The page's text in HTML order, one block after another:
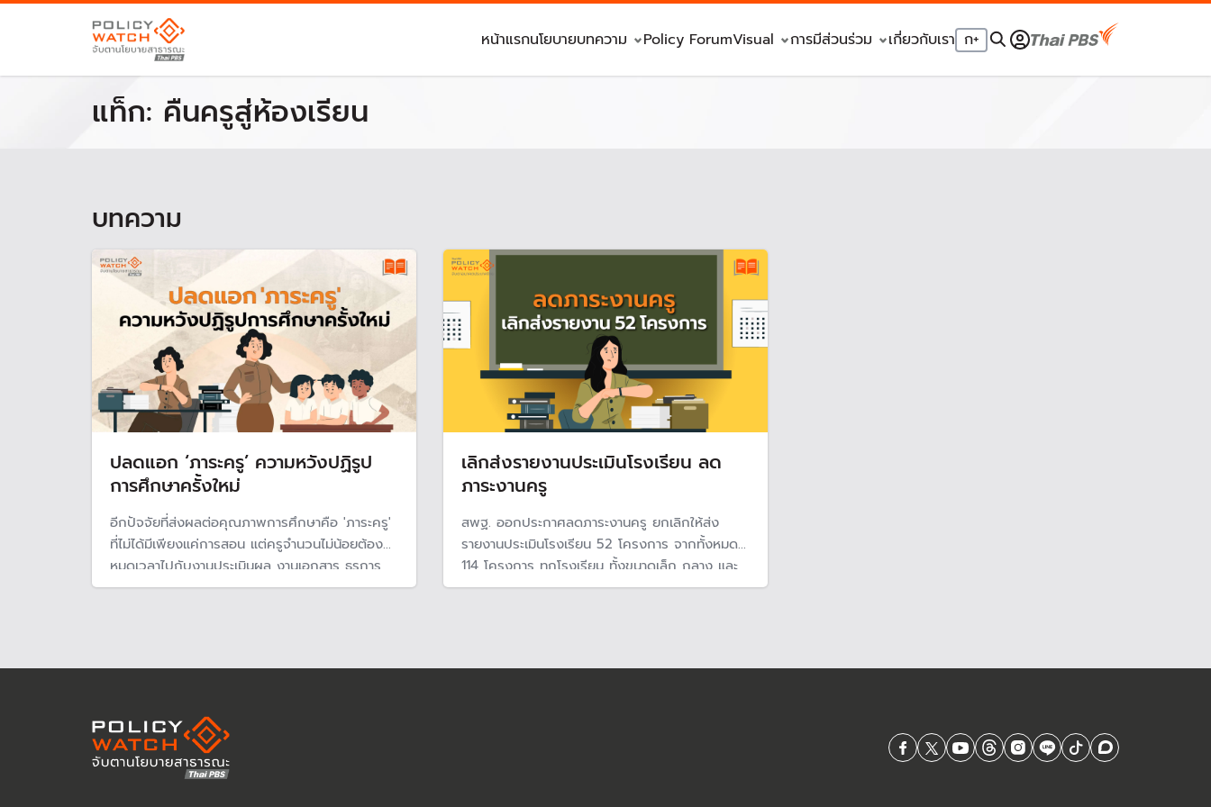
หน้าแรกนโยบายบทความ Policy ForumVisual การมีส่วนร่วม เกี่ยวกับเรา ก+
แท็ก: คืนครูสู่ห้องเรียน
บทความ
ปลดแอก ‘ภาระครู’ ความหวังปฏิรูป
การศึกษาครั้งใหม่
อีกปัจจัยที่ส่งผลต่อคุณภาพการศึกษาคือ 'ภาระครู'
ที่ไม่ได้มีเพียงแค่การสอน แต่ครูจำนวนไม่น้อยต้อง
หมดเวลาไปกับงานประเมินผล งานเอกสาร ธุรการ
บัญชี พัสดุ แม้ที่ผ่านมาจะมีความพยามแก้ไขปัญหา
เลิกส่งรายงานประเมินโรงเรียน ลด
ภาระงานครู
สพฐ. ออกประกาศลดภาระงานครู ยกเลิกให้ส่ง
รายงานประเมินโรงเรียน 52 โครงการ จากทั้งหมด
114 โครงการ ทุกโรงเรียน ทั้งขนาดเล็ก กลาง และ
ใหญ่ทั่วประเทศ หวังให้ครูมากกว่า 500,000 คนทั่ว